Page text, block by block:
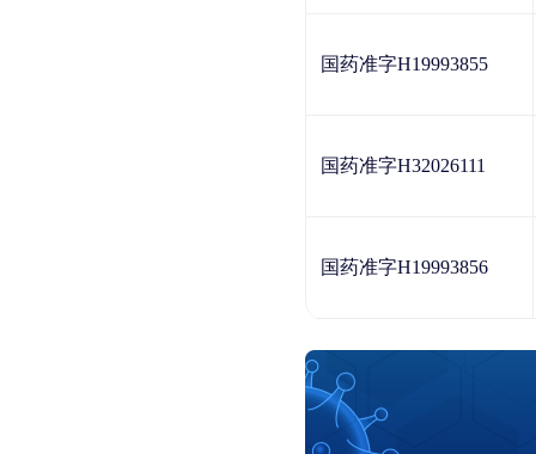
国药准字H19993855
国药准字H32026111
国药准字H19993856